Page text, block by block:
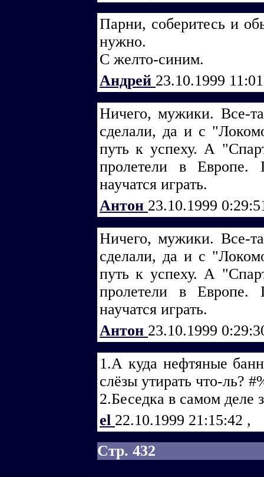
Парни, соберитесь и
нужно.
С желто-синим.
Андрей 23.10.1999
Ничего, мужики. Все-
сделали, да и с
путь к успеху. А
пролетели в
научатся играть.
Антон 23.10.1999
Ничего, мужики. Все-
сделали, да и с
путь к успеху. А
пролетели в
научатся играть.
Антон 23.10.1999
1.А куда нефтяные
слёзы утирать что-ль?
2.Беседка в самом деле
el 22.10.1999 21:15:42 ,
Стр. 432